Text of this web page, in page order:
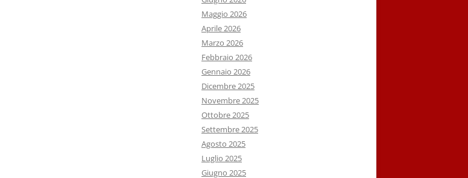
Maggio 2026
Aprile 2026
Marzo 2026
Febbraio 2026
Gennaio 2026
Dicembre 2025
Novembre 2025
Ottobre 2025
Settembre 2025
Agosto 2025
Luglio 2025
Giugno 2025